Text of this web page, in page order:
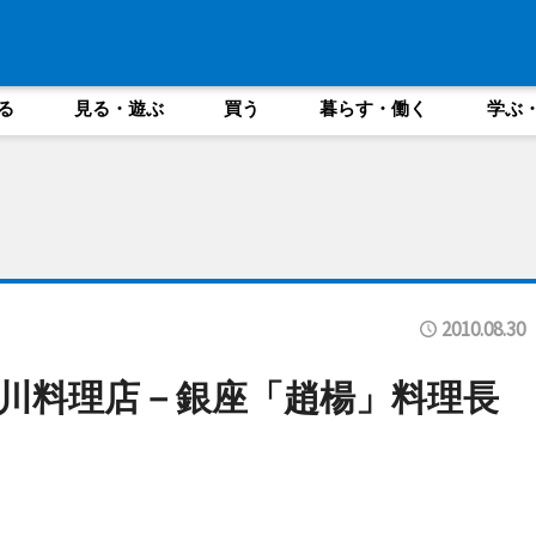
見る・遊ぶ 買う 暮らす・働く 学ぶ
2010.08.30
料理店－銀座「趙楊」料理長